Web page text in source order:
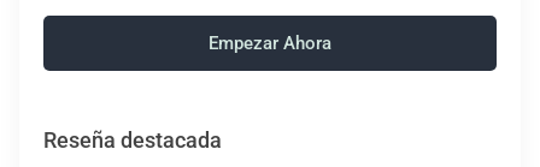
Empezar Ahora
Reseña destacada